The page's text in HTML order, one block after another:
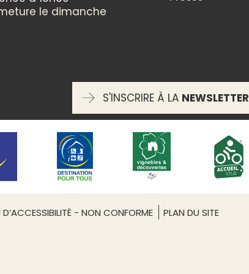
OBLIGATOIRE
le dimanche
S'INSCRIRE À LA NEWSLETTER
- NON CONFORME PLAN DU SITE